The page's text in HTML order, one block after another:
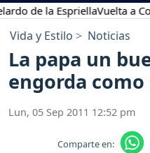
la EspriellaVuelta a
Vida y Estilo Noticias
La papa un
engorda como
Lun, 05 Sep 2011 12:52 pm
Comparte en: